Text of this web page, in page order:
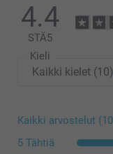
4.4
STÄ5
Kieli
Kaikki arvostelut
5 Tähtiä